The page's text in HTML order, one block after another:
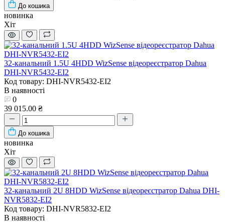
До кошика
новинка
Хіт
32-канальний 1.5U 4HDD WizSense відеореєстратор Dahua
DHI-NVR5432-EI2
Код товару: DHI-NVR5432-EI2
В наявності
0
39 015.00 ₴
До кошика
новинка
Хіт
32-канальний 2U 8HDD WizSense відеореєстратор Dahua DHI-
NVR5832-EI2
Код товару: DHI-NVR5832-EI2
В наявності